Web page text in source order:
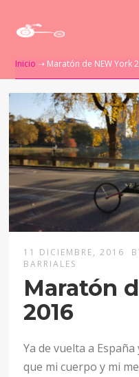
Inicio ➝ Maratón de NEW York
11 DICIEMBRE, 2016
BARRIALES
Maratón
2016
Ya de vuelta a
que mi cuerpo y mi